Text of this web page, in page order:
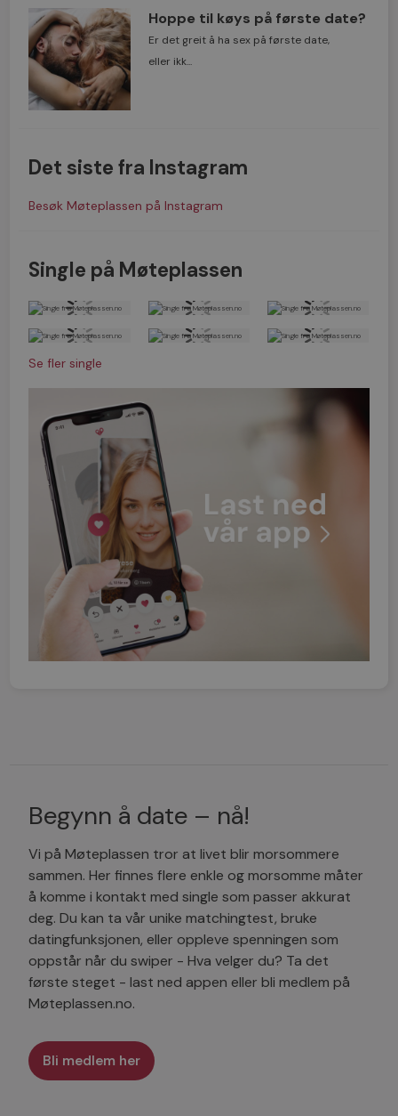
Hoppe til køys på første date?
Er det greit å ha sex på første date,
eller ikk...
Det siste fra Instagram
Besøk Møteplassen på Instagram
Single på Møteplassen
Se fler single
Begynn å date – nå!
Vi på Møteplassen tror at livet blir morsommere
sammen. Her finnes flere enkle og morsomme måter
å komme i kontakt med single som passer akkurat
deg. Du kan ta vår unike matchingtest, bruke
datingfunksjonen, eller oppleve spenningen som
oppstår når du swiper - Hva velger du? Ta det
første steget - last ned appen eller bli medlem på
Møteplassen.no.
Bli medlem her